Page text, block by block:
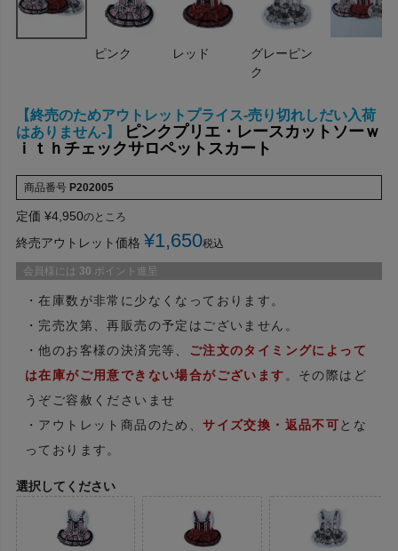
ピンク レッド
グレーピン
ク
【終売のためアウトレットプライス-売り切れしだい入荷
はありません-】
ピンクプリエ・レースカットソーｗ
ｉｔｈチェックサロペットスカート
商品番号 P202005
定価 ¥4,950のところ
終売アウトレット価格 ¥1,650税込
会員様には 30 ポイント進呈
・在庫数が非常に少なくなっております。
・完売次第、再販売の予定はございません。
・他のお客様の決済完等、 ご注文のタイミングによって
は在庫がご用意できない場合がございます 。その際はど
うぞご容赦くださいませ
・アウトレット商品のため、サイズ交換・返品不可とな
っております。
選択してください